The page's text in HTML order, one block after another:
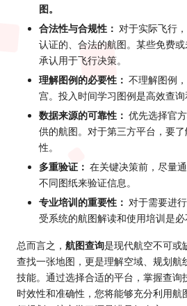
图。
合法性与合规性： 对于实际飞行
认证的、合法的航图。某些免费
承认用于飞行决策。
理解图例的必要性： 不理解图例
宫。投入时间学习图例是高效查询
数据来源的可靠性： 优先选择官
供的航图。对于第三方平台，要
性。
多重验证： 在关键决策前，尽量
不同图纸来验证信息。
专业培训的重要性： 对于需要进
受系统的航图解读和使用培训是必
总而言之， 航图查询是现代航空不可或
查找一张地图，更是理解空域、规划航
技能。通过选择合适的平台，掌握查询
时效性和准确性，您将能够充分利用航